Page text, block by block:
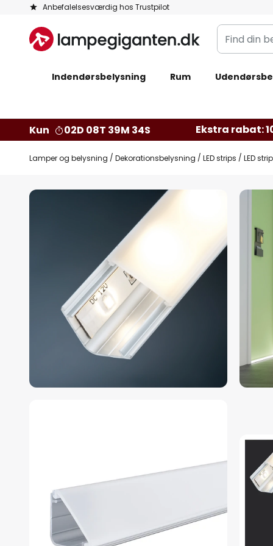
Anbefalelsesværdig hos Trustpilot
Skip
Content
Find
din
Indendørsbelysning Rum
Kun 02D 08T 39M 33S Ekstra rabat:
Lamper og belysning Dekorationsbelysning LED strips LED
Gå